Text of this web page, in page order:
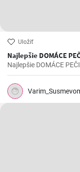
Uložiť
Najlepšie DOMÁCE
Najlepšie DOMÁCE